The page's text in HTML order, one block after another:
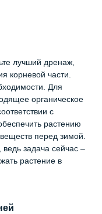
лучший дренаж,
корневой части.
Для
органическое
с
растению
перед зимой.
задача сейчас –
растение в